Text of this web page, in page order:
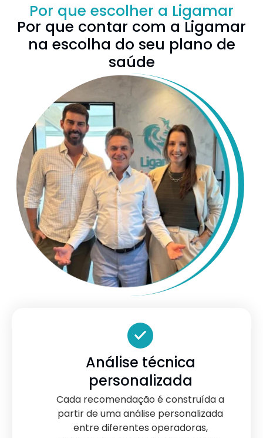
Por que escolher a Ligamar
Por que contar com a Ligamar
na escolha do seu plano de
saúde
Análise técnica
personalizada
Cada recomendação é construída a
partir de uma análise personalizada
entre diferentes operadoras,